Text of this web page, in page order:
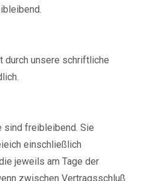
durch unsere schriftliche
sind freibleibend. Sie
einschließlich
jeweils am Tage der
zwischen Vertragsschluß